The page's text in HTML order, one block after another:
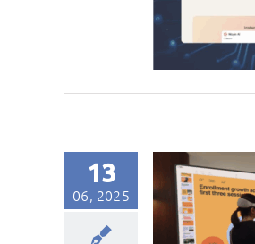
13
06, 2025